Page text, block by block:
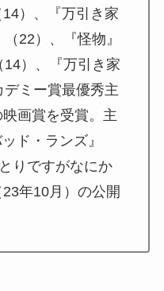
）、『万引き家
22）、『怪物』
14）、『万引き家
ミー賞最優秀主
画賞を受賞。主
ド・ランズ』
りですがなにか
年10月）の公開